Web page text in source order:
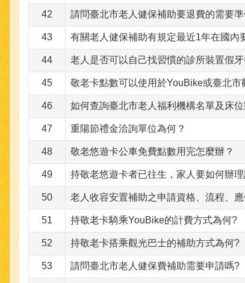
42 請問臺北市老人健保補助要退費的需要
43 有關老人健保補助有規定最近1年在國
44 老人是否可以自己找習慣的診所裝置假
45 敬老卡點數可以使用於YouBike或臺北市
46 如何查詢臺北市老人福利機構名單及床
47 重陽節禮金洽詢單位為何？
48 敬老悠遊卡公車免費點數用完怎麼辦？
49 持敬老悠遊卡者已往生，家人要如何辦理
50 老人收容安置補助之申請資格、流程、
51 持敬老卡騎乘YouBike的計費方式為何?
52 持敬老卡搭乘觀光巴士的補助方式為何?
53 請問臺北市老人健保費補助需要申請嗎?